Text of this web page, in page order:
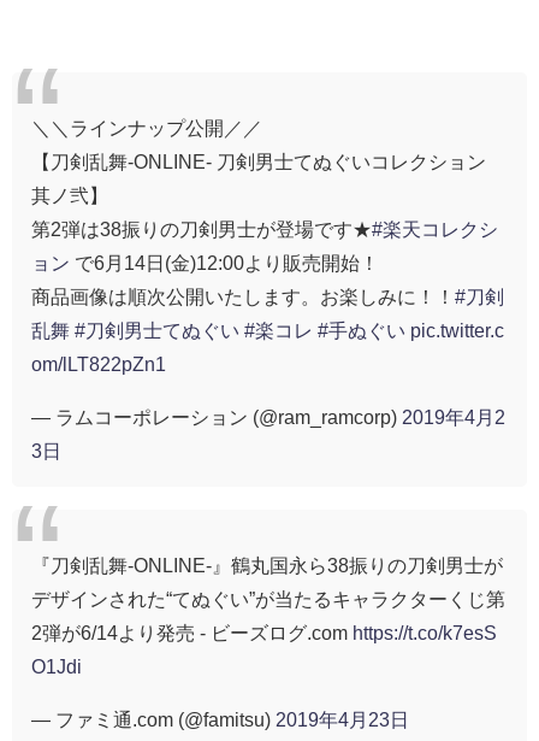
＼＼ラインナップ公開／／
【刀剣乱舞-ONLINE- 刀剣男士てぬぐいコレクション
其ノ弐】
第2弾は38振りの刀剣男士が登場です★#楽天コレクシ
ョン で6月14日(金)12:00より販売開始！
商品画像は順次公開いたします。お楽しみに！！ #刀剣
乱舞 #刀剣男士てぬぐい #楽コレ #手ぬぐい pic.twitter.c
om/lLT822pZn1
— ラムコーポレーション (@ram_ramcorp) 2019年4月2
3日
『刀剣乱舞-ONLINE-』鶴丸国永ら38振りの刀剣男士が
デザインされた“てぬぐい”が当たるキャラクターくじ第
2弾が6/14より発売 - ビーズログ.com https://t.co/k7esS
O1Jdi
— ファミ通.com (@famitsu) 2019年4月23日